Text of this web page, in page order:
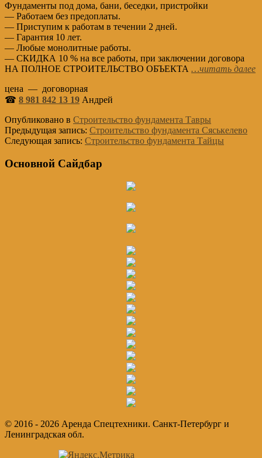
Фундаменты под дома, бани, беседки, пристройки
— Работаем без предоплаты.
— Приступим к работам в течении 2 дней.
— Гарантия 10 лет.
— Любые монолитные работы.
— СКИДКА 10 % на все работы, при заключении договора
НА ПОЛНОЕ СТРОИТЕЛЬСТВО ОБЪЕКТА …читать далее
цена — договорная
☎ 8 981 842 13 19 Андрей
Опубликовано в Строительство фундамента Тавры
Предыдущая запись: Строительство фундамента Сяськелево
Следующая запись: Строительство фундамента Тайцы
Основной Сайдбар
© 2016 - 2026 Аренда Спецтехники. Санкт-Петербург и
Ленинградская обл.